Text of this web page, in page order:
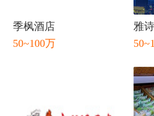
季枫酒店
50~100万
雅